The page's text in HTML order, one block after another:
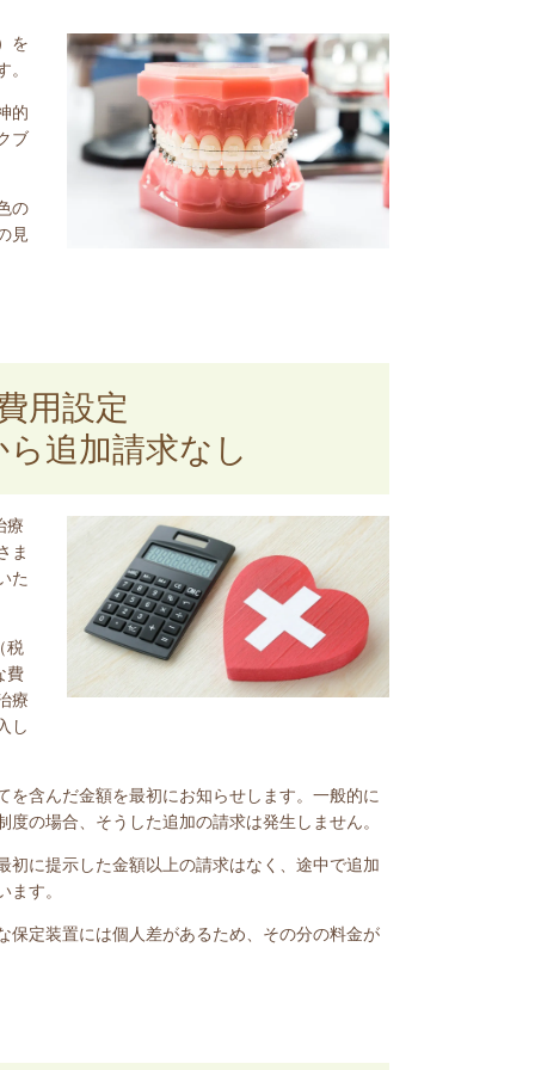
を
的
ブ
の
見
用設定
追加請求なし
療
ま
た
税
費
療
し
含んだ金額を最初にお知らせします。一般的に
の場合、そうした追加の請求は発生しません。
に提示した金額以上の請求はなく、途中で追加
す。
定装置には個人差があるため、その分の料金が